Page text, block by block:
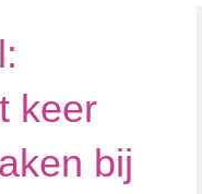
keer
bij